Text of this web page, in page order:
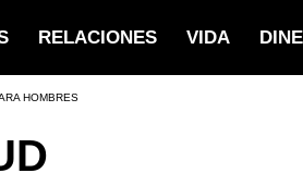
RELACIONES VIDA
HOMBRES